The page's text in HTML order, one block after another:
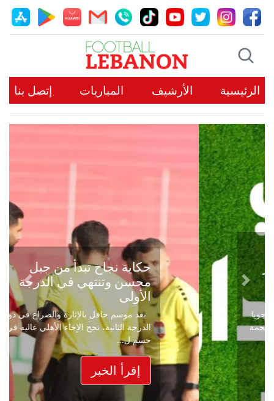
الرئيسية الأرشيف المباريات إتصل بنا
حكاية نجاح تبدأ من جبل
محسن وتنتهي في الدرجة
الأولى
بعد موسم حافل بالإثارة والصراع في دوري
الدرجة الثانية، نجح الإخاء الأهلي عاليه في
حسم ل...
إقرأ الخبر
Previous
Next